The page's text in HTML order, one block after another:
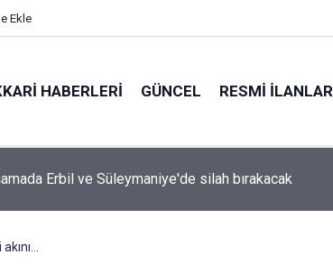
Ekle
HABERLERI GÜNCEL RESMI İLANLAR
büyük dönüş başlıyor: İlk kafile yola çıkıyor